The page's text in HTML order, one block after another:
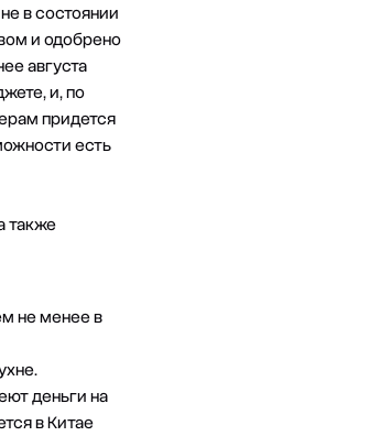
в состоянии
и одобрено
августа
и, по
придется
есть
также
не менее в
деньги на
в Китае